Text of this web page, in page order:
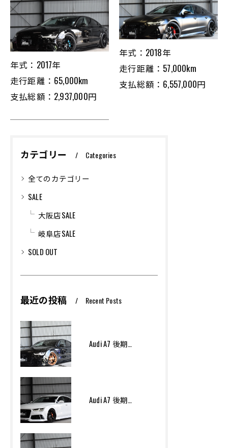
年式：2017年
走行距離：65,000km
支払総額：2,937,000円
年式：2018年
走行距離：57,000km
支払総額：6,557,000円
カテゴリー Categories
全てのカテゴリー
SALE
大阪店SALE
岐阜店SALE
SOLD OUT
最近の投稿 Recent Posts
Audi A7 後期モデル Arcana Performance エアサス
Audi A7 後期モデル Arcana Performance